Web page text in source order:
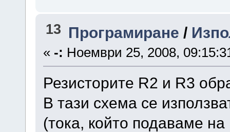
13 Програмиране /
« -: Ноември 25, 2008,
Резисторите R2 и R3
В тази схема се
(тока, който подаваме